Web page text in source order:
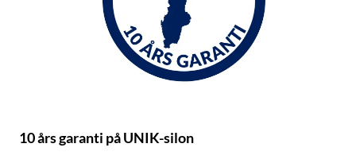
10 års garanti på UNIK-silon